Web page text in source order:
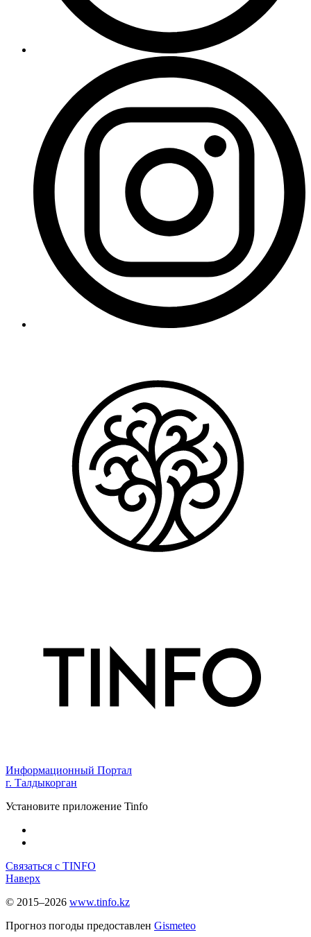
Информационный Портал
г. Талдыкорган
Установите приложение Tinfo
Связаться с TINFO
Наверх
© 2015–2026 www.tinfo.kz
Прогноз погоды предоставлен Gismeteo